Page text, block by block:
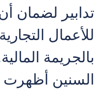
تدابير لضمان
للأعمال التجارية
بالجريمة
السنين أظهرت